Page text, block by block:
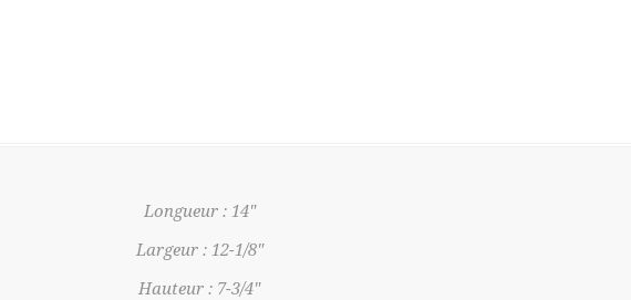
Longueur : 14"
Largeur : 12-1/8"
Hauteur : 7-3/4"